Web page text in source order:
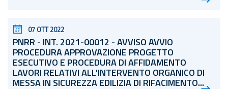
07 OTT 2022
PNRR - INT. 2021-00012 - AVVISO AVVIO
PROCEDURA APPROVAZIONE PROGETTO
ESECUTIVO E PROCEDURA DI AFFIDAMENTO
LAVORI RELATIVI ALL'INTERVENTO ORGANICO DI
MESSA IN SICUREZZA EDILIZIA DI RIFACIMENTO...